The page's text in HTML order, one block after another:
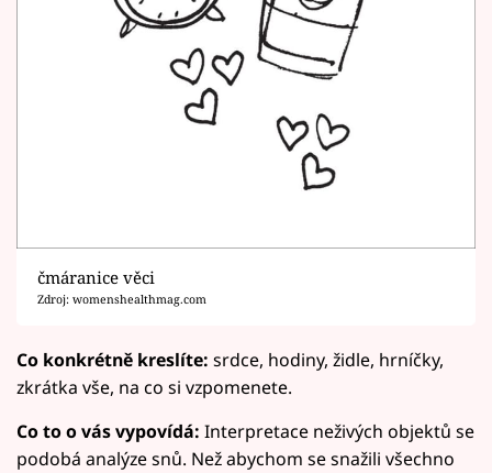
čmáranice věci
Zdroj: womenshealthmag.com
Co konkrétně kreslíte: srdce, hodiny, židle, hrníčky,
zkrátka vše, na co si vzpomenete.
Co to o vás vypovídá: Interpretace neživých objektů se
podobá analýze snů. Než abychom se snažili všechno